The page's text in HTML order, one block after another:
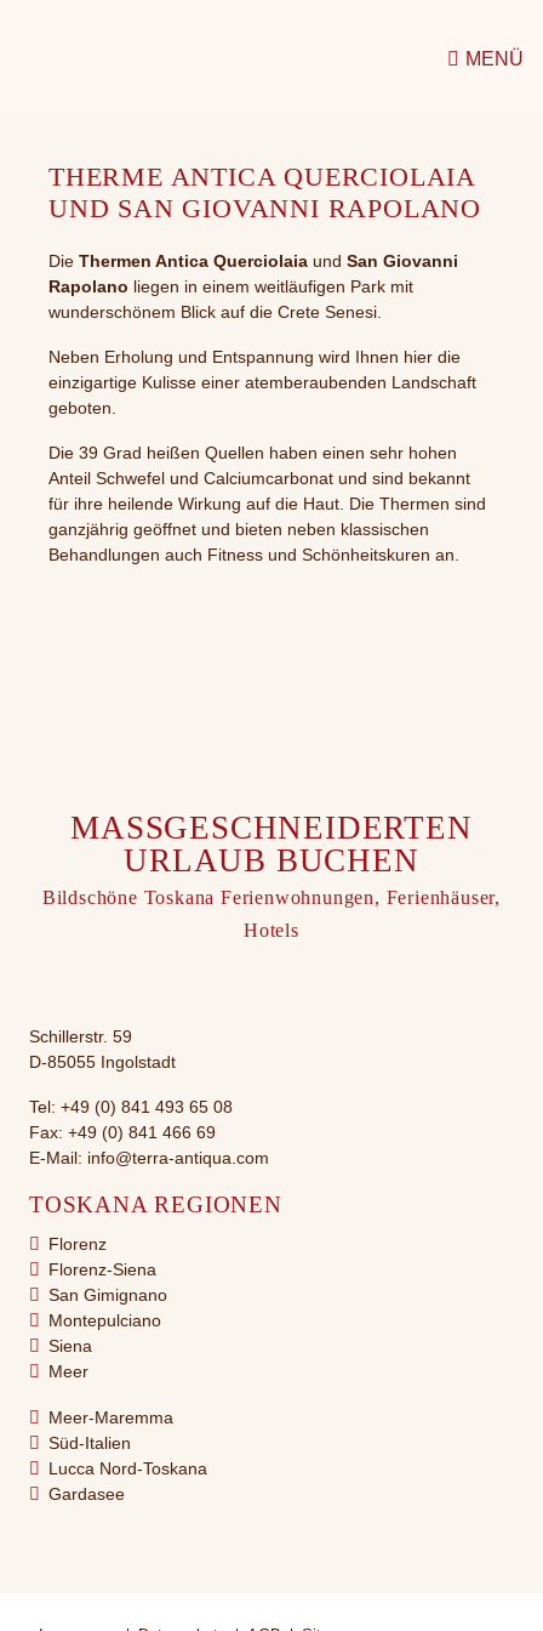
MENÜ
THERME ANTICA QUERCIOLAIA
UND SAN GIOVANNI RAPOLANO
Die Thermen Antica Querciolaia und San Giovanni
Rapolano liegen in einem weitläufigen Park mit
wunderschönem Blick auf die Crete Senesi.
Neben Erholung und Entspannung wird Ihnen hier die
einzigartige Kulisse einer atemberaubenden Landschaft
geboten.
Die 39 Grad heißen Quellen haben einen sehr hohen
Anteil Schwefel und Calciumcarbonat und sind bekannt
für ihre heilende Wirkung auf die Haut. Die Thermen sind
ganzjährig geöffnet und bieten neben klassischen
Behandlungen auch Fitness und Schönheitskuren an.
MASS­GESCHNEIDERTEN
URLAUB BUCHEN
Bildschöne Toskana Ferienwohnungen, Ferienhäuser,
Hotels
Schillerstr. 59
D-85055 Ingolstadt
Tel: +49 (0) 841 493 65 08
Fax: +49 (0) 841 466 69
E-Mail: info@terra-antiqua.com
TOSKANA REGIONEN
Florenz
Florenz-Siena
San Gimignano
Montepulciano
Siena
Meer
Meer-Maremma
Süd-Italien
Lucca Nord-Toskana
Gardasee